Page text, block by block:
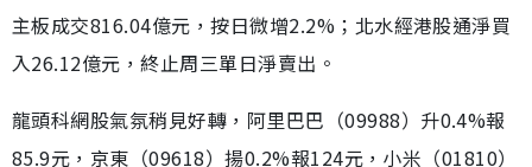
主板成交816.04億元，按日微增2.2%；北水經港股通淨買
入26.12億元，終止周三單日淨賣出。
龍頭科網股氣氛稍見好轉，阿里巴巴（09988）升0.4%報
85.9元，京東（09618）揚0.2%報124元，小米（01810）